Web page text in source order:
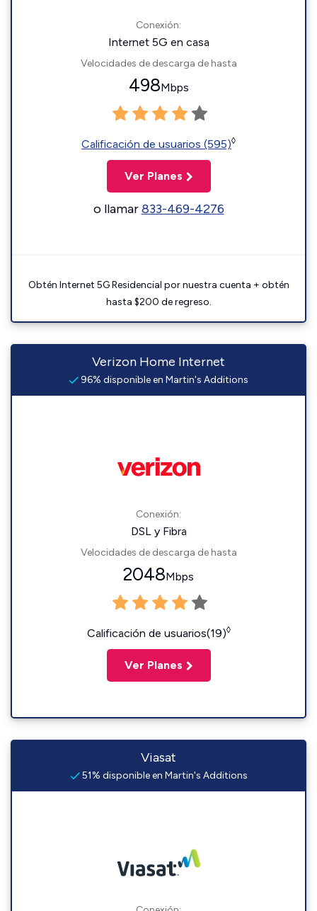
Conexión:
Internet 5G en casa
Velocidades de descarga de hasta
498Mbps
Calificación de usuarios (595)◊
Ver Planes
o llamar833-469-4276
Obtén Internet 5G Residencial por nuestra cuenta + obtén
hasta $200 de regreso.
Verizon Home Internet
96% disponible en Martin's Additions
Conexión:
DSL y Fibra
Velocidades de descarga de hasta
2048Mbps
Calificación de usuarios(19)◊
Ver Planes
Viasat
51% disponible en Martin's Additions